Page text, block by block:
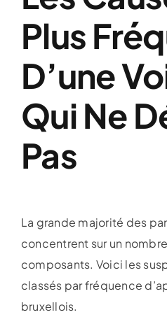
Plus
D’une
Qui Ne
Pas
La grande majorité des
concentrent sur un
composants. Voici les
classés par fréquence
bruxellois.